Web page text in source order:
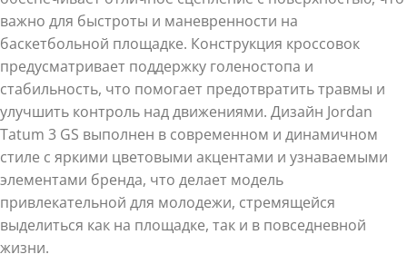
важно для быстроты и маневренности на
баскетбольной площадке. Конструкция кроссовок
предусматривает поддержку голеностопа и
стабильность, что помогает предотвратить травмы и
улучшить контроль над движениями. Дизайн Jordan
Tatum 3 GS выполнен в современном и динамичном
стиле с яркими цветовыми акцентами и узнаваемыми
элементами бренда, что делает модель
привлекательной для молодежи, стремящейся
выделиться как на площадке, так и в повседневной
жизни.